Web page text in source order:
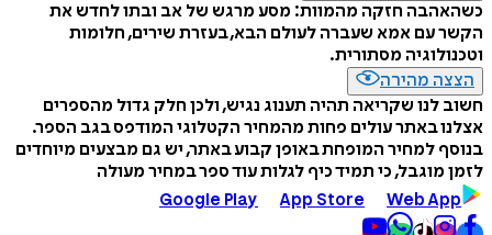
כשהאהבה חזקה מהמוות: מסע מרגש של אב ובתו לחדש את
הקשר עם אמא שעברה לעולם הבא, בעזרת שירים, חלומות
וטכנולוגיה מסתורית.
הצצה מהירה
חשוב לנו שקריאה תהיה תענוג נגיש, ולכן חלק גדול מהספרים
אצלנו באתר עולים פחות מהמחיר הקטלוגי המודפס בגב הספר.
בנוסף למחיר המופחת באופן קבוע באתר, יש גם מבצעים מיוחדים
לזמן מוגבל, כי תמיד כיף לגלות עוד ספר במחיר מעולה
Google Play
App Store Web App